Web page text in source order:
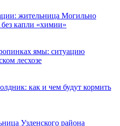
жительница Могильно
капли «химии»
ямы: ситуацию
лесхозе
как и чем будут кормить
Узденского района